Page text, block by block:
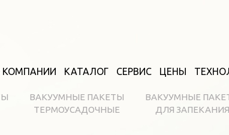
КОМПАНИИ КАТАЛОГ СЕРВИС ЦЕНЫ
ВАКУУМНЫЕ ПАКЕТЫ
ТЕРМОУСАДОЧНЫЕ
ВАКУУМНЫЕ
ДЛЯ ЗАПЕКАНИЯ